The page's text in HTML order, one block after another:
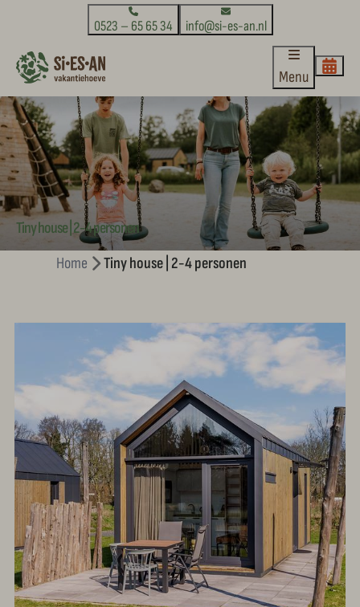
0523 – 65 65 34 info@si-es-an.nl
Menu
Tiny house | 2-4 personen
Home
Tiny house | 2-4 personen